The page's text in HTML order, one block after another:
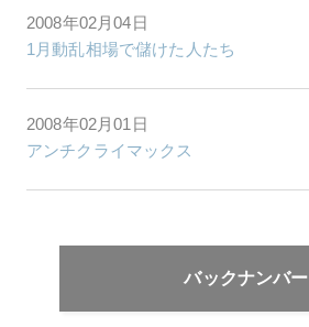
2008年02月04日
1月動乱相場で儲けた人たち
2008年02月01日
アンチクライマックス
バックナンバー